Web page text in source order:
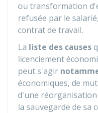
ou transformation
refusée par le
contrat de travail.
La liste des causes
licenciement
peut s'agir
économiques, de
d'une
la sauvegarde de sa